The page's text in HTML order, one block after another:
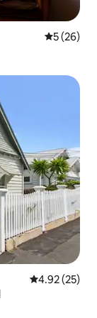
5 (26)
Calificación
4.92 (25)